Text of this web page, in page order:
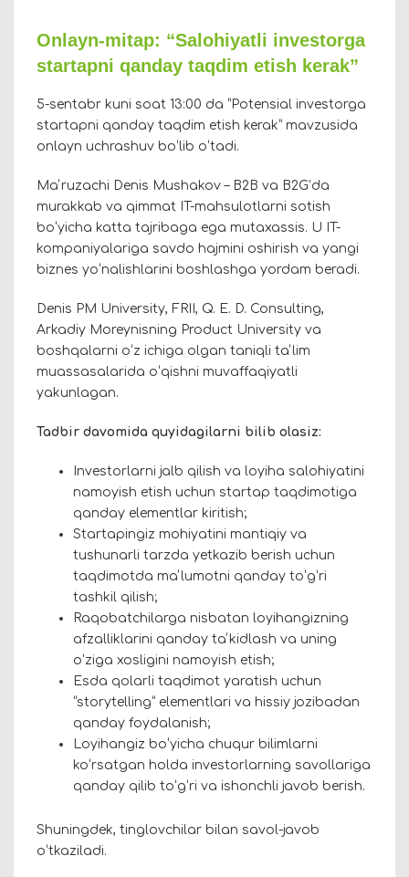
Onlayn-mitap: “Salohiyatli investorga
startapni qanday taqdim etish kerak”
5-sentabr kuni soat 13:00 da “Potensial investorga
startapni qanday taqdim etish kerak” mavzusida
onlayn uchrashuv boʻlib oʻtadi.
Maʼruzachi Denis Mushakov – B2B va B2G’da
murakkab va qimmat IT-mahsulotlarni sotish
boʻyicha katta tajribaga ega mutaxassis. U IT-
kompaniyalariga savdo hajmini oshirish va yangi
biznes yoʻnalishlarini boshlashga yordam beradi.
Denis PM University, FRII, Q. E. D. Consulting,
Arkadiy Moreynisning Product University va
boshqalarni oʻz ichiga olgan taniqli taʼlim
muassasalarida oʻqishni muvaffaqiyatli
yakunlagan.
Tadbir davomida quyidagilarni bilib olasiz:
Investorlarni jalb qilish va loyiha salohiyatini
namoyish etish uchun startap taqdimotiga
qanday elementlar kiritish;
Startapingiz mohiyatini mantiqiy va
tushunarli tarzda yetkazib berish uchun
taqdimotda maʼlumotni qanday toʻgʻri
tashkil qilish;
Raqobatchilarga nisbatan loyihangizning
afzalliklarini qanday taʼkidlash va uning
oʻziga xosligini namoyish etish;
Esda qolarli taqdimot yaratish uchun
“storytelling” elementlari va hissiy jozibadan
qanday foydalanish;
Loyihangiz boʻyicha chuqur bilimlarni
koʻrsatgan holda investorlarning savollariga
qanday qilib toʻgʻri va ishonchli javob berish.
Shuningdek, tinglovchilar bilan savol-javob
oʻtkaziladi.